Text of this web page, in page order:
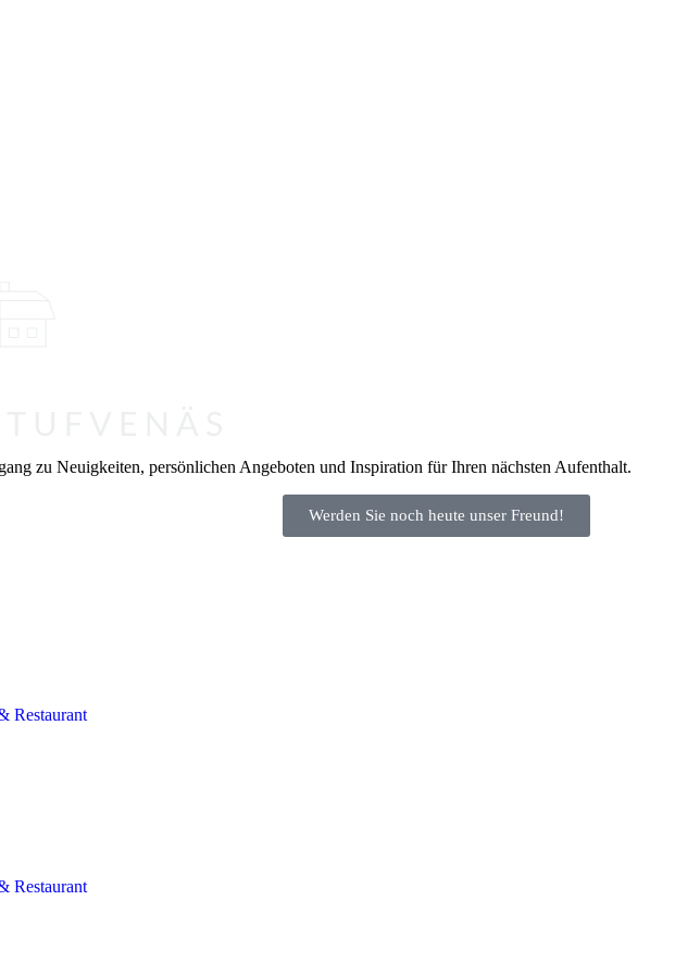
zu Neuigkeiten, persönlichen Angeboten und Inspiration für Ihren nächsten Aufenthalt.
Werden Sie noch heute unser Freund!
Restaurant
Restaurant